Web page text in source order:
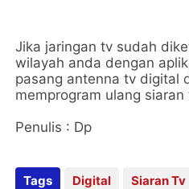
Jika jaringan tv sudah
wilayah anda dengan
pasang antenna tv digital
memprogram ulang siaran
Penulis : Dp
Tags Digital Siaran Tv